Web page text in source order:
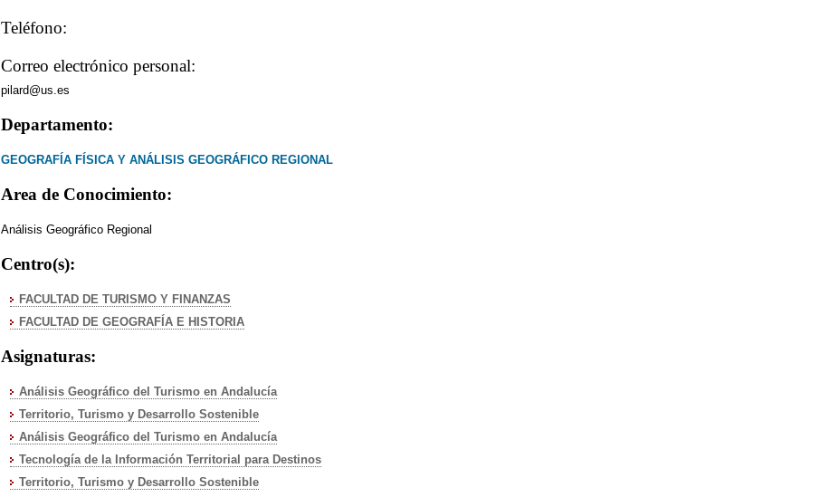
Teléfono:
Correo electrónico personal:
pilard@us.es
Departamento:
GEOGRAFÍA FÍSICA Y ANÁLISIS GEOGRÁFICO REGIONAL
Area de Conocimiento:
Análisis Geográfico Regional
Centro(s):
FACULTAD DE TURISMO Y FINANZAS
FACULTAD DE GEOGRAFÍA E HISTORIA
Asignaturas:
Análisis Geográfico del Turismo en Andalucía
Territorio, Turismo y Desarrollo Sostenible
Análisis Geográfico del Turismo en Andalucía
Tecnología de la Información Territorial para Destinos
Territorio, Turismo y Desarrollo Sostenible